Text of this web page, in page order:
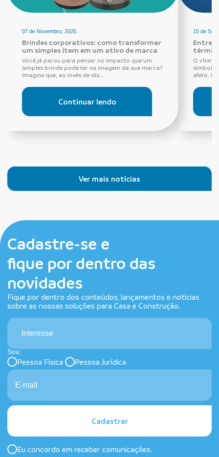
07 de Novembro, 2025
Brindes corporativos: como transformar
um simples item em um ativo de marca
Você já parou para pensar no impacto que um
simples brinde pode ter na imagem da sua marca?
Imagine que, ao invés de dis...
Continuar lendo
15 de
Entre
O
símbolo
afeto.
Ver mais notícias
Cadastre-se e
fique por dentro das
novidades
Fique por dentro dos conteúdos, lançamentos e notícias
sobre as nossas soluções para Casa e Construção.
Interesse
Sou:
Pessoa Física Pessoa Jurídica
Cadastrar
Eu concordo em receber comunicações.